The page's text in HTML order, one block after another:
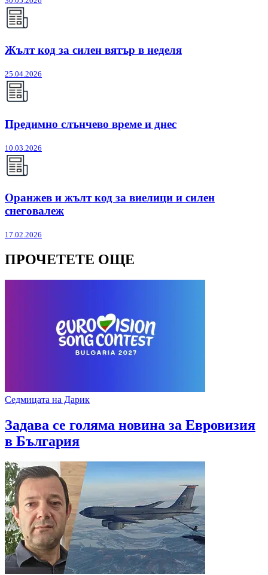
Жълт код за силен вятър в неделя
25.04.2026
Предимно слънчево време и днес
10.03.2026
Оранжев и жълт код за виелици и силен
снеговалеж
17.02.2026
ПРОЧЕТЕТЕ ОЩЕ
Седмицата на Дарик
Задава се голяма новина за Евровизия
в България